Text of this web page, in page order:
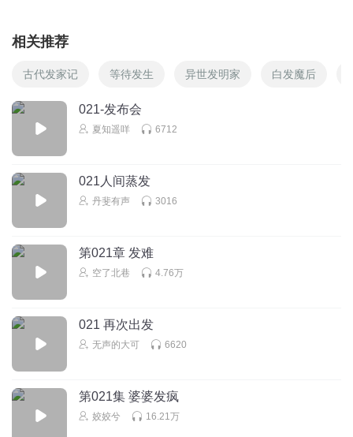
相关推荐
古代发家记 等待发生 异世发明家 白发魔后
021-发布会
夏知遥咩 6712
021人间蒸发
丹斐有声 3016
第021章 发难
空了北巷 4.76万
021 再次出发
无声的大可 6620
第021集 婆婆发疯
姣姣兮 16.21万